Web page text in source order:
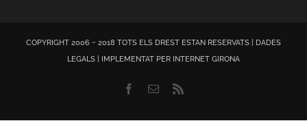
COPYRIGHT 2006 ~ 2018 TOTS ELS DREST ESTAN RESERVATS |
DADES
LEGALS | IMPLEMENTAT PER INTERNET GIRONA
Facebook
Email